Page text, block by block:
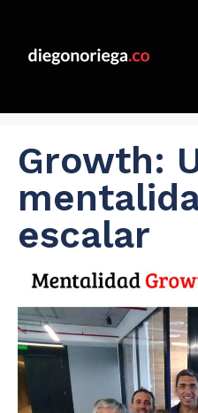
Growth:
escalar